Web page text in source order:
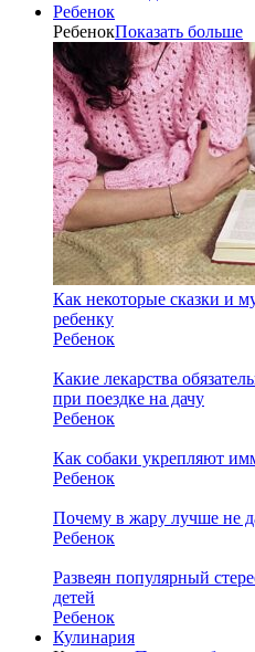
Ребенок
РебенокПоказать больше
Как некоторые сказки и
ребенку
Ребенок
Какие лекарства
при поездке на дачу
Ребенок
Как собаки укрепляют
Ребенок
Почему в жару лучше не
Ребенок
Развеян популярный
детей
Ребенок
Кулинария